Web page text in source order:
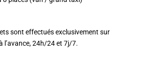
sont effectués exclusivement sur
l’avance, 24h/24 et 7j/7.